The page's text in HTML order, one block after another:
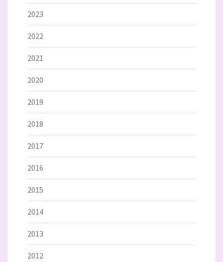
2023
2022
2021
2020
2019
2018
2017
2016
2015
2014
2013
2012